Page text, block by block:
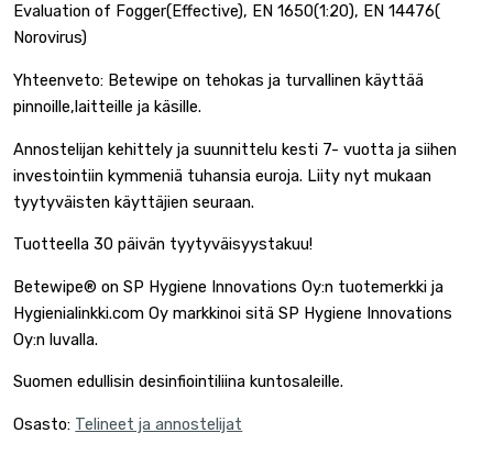
Evaluation of Fogger(Effective), EN 1650(1:20), EN 14476(
Norovirus)
Yhteenveto: Betewipe on tehokas ja turvallinen käyttää
pinnoille,laitteille ja käsille.
Annostelijan kehittely ja suunnittelu kesti 7- vuotta ja siihen
investointiin kymmeniä tuhansia euroja. Liity nyt mukaan
tyytyväisten käyttäjien seuraan.
Tuotteella 30 päivän tyytyväisyystakuu!
Betewipe® on SP Hygiene Innovations Oy:n tuotemerkki ja
Hygienialinkki.com Oy markkinoi sitä SP Hygiene Innovations
Oy:n luvalla.
Suomen edullisin desinfiointiliina kuntosaleille.
Osasto: Telineet ja annostelijat